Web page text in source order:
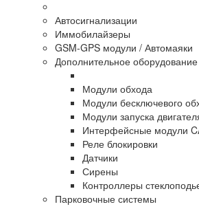
Автосигнализации
Иммобилайзеры
GSM-GPS модули / Автомаяки
Дополнительное оборудование
Модули обхода
Модули бесключевого
Модули запуска
Интерфейсные модули
Реле блокировки
Датчики
Сирены
Контроллеры
Парковочные системы